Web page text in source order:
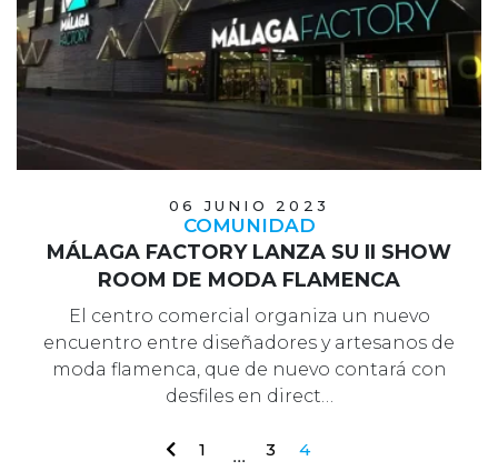
06 JUNIO 2023
COMUNIDAD
MÁLAGA FACTORY LANZA SU II SHOW
ROOM DE MODA FLAMENCA
El centro comercial organiza un nuevo
encuentro entre diseñadores y artesanos de
moda flamenca, que de nuevo contará con
desfiles en direct…
1 ... 3 4